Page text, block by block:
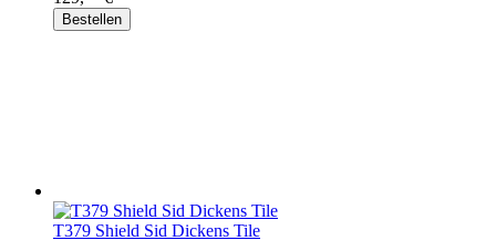
Bestellen
T379 Shield Sid Dickens Tile